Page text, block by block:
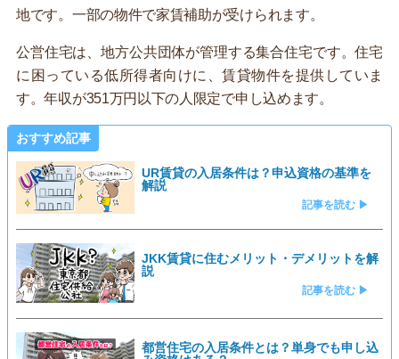
地です。一部の物件で家賃補助が受けられます。
公営住宅は、地方公共団体が管理する集合住宅です。住宅
に困っている低所得者向けに、賃貸物件を提供していま
す。年収が351万円以下の人限定で申し込めます。
おすすめ記事
UR賃貸の入居条件は？申込資格の基準を
解説
記事を読む ▶
JKK賃貸に住むメリット・デメリットを解
説
記事を読む ▶
都営住宅の入居条件とは？単身でも申し込